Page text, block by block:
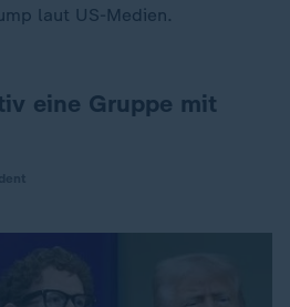
laut US-Medien.
eine Gruppe mit